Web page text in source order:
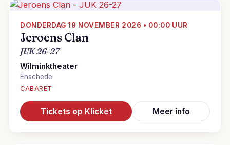
DONDERDAG 19 NOVEMBER 2026 • 00:00 UUR
Jeroens Clan
JUK 26-27
Wilminktheater
Enschede
CABARET
Tickets op Klicket Meer info